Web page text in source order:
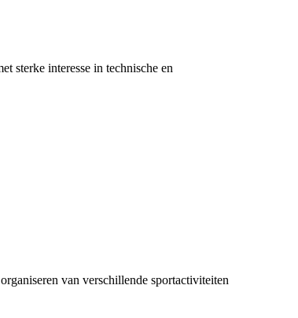
sterke interesse in technische en
van verschillende sportactiviteiten